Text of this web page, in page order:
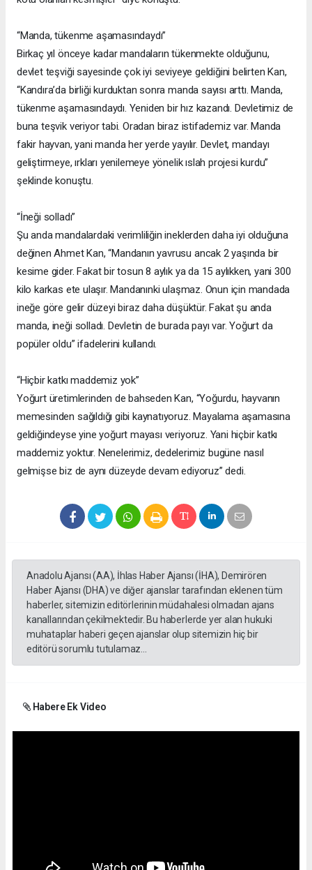
“Manda, tükenme aşamasındaydı”
Birkaç yıl önceye kadar mandaların tükenmekte olduğunu,
devlet teşviği sayesinde çok iyi seviyeye geldiğini belirten Kan,
“Kandıra’da birliği kurduktan sonra manda sayısı arttı. Manda,
tükenme aşamasındaydı. Yeniden bir hız kazandı. Devletimiz de
buna teşvik veriyor tabi. Oradan biraz istifademiz var. Manda
fakir hayvan, yani manda her yerde yayılır. Devlet, mandayı
geliştirmeye, ırkları yenilemeye yönelik ıslah projesi kurdu”
şeklinde konuştu.
“İneği solladı”
Şu anda mandalardaki verimliliğin ineklerden daha iyi olduğuna
değinen Ahmet Kan, “Mandanın yavrusu ancak 2 yaşında bir
kesime gider. Fakat bir tosun 8 aylık ya da 15 aylıkken, yani 300
kilo karkas ete ulaşır. Mandanınki ulaşmaz. Onun için mandada
ineğe göre gelir düzeyi biraz daha düşüktür. Fakat şu anda
manda, ineği solladı. Devletin de burada payı var. Yoğurt da
popüler oldu” ifadelerini kullandı.
“Hiçbir katkı maddemiz yok”
Yoğurt üretimlerinden de bahseden Kan, “Yoğurdu, hayvanın
memesinden sağıldığı gibi kaynatıyoruz. Mayalama aşamasına
geldiğindeyse yine yoğurt mayası veriyoruz. Yani hiçbir katkı
maddemiz yoktur. Nenelerimiz, dedelerimiz bugüne nasıl
gelmişse biz de aynı düzeyde devam ediyoruz” dedi.
Anadolu Ajansı (AA), İhlas Haber Ajansı (İHA), Demirören
Haber Ajansı (DHA) ve diğer ajanslar tarafından eklenen tüm
haberler, sitemizin editörlerinin müdahalesi olmadan ajans
kanallarından çekilmektedir. Bu haberlerde yer alan hukuki
muhataplar haberi geçen ajanslar olup sitemizin hiç bir
editörü sorumlu tutulamaz...
Habere Ek Video